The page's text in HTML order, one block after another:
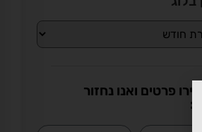
פרטים ואנו נחזור